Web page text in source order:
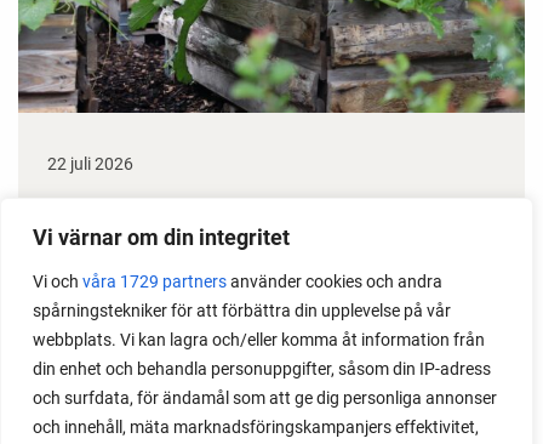
Vi värnar om din integritet
Vi och våra 1729 partnersanvänder cookies och andra
spårningstekniker för att förbättra din upplevelse på vår
webbplats. Vi kan lagra och/eller komma åt information från
din enhet och behandla personuppgifter, såsom din IP-adress
och surfdata, för ändamål som att ge dig personliga annonser
och innehåll, mäta marknadsföringskampanjers effektivitet,
22 juli 2026
Med det här smarta knepet kan du odla också stora
växter i en pallkrage tillsammans med andra växter.
Perfekt om du vill odla mycket i på liten yta.